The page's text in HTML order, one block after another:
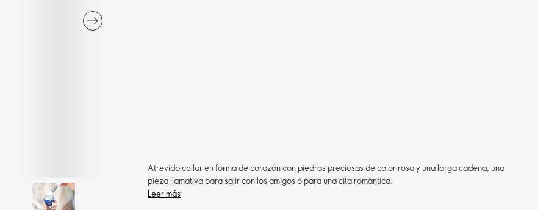
Atrevido collar en forma de corazón con piedras preciosas de color rosa y una larga cadena, una
pieza llamativa para salir con los amigos o para una cita romántica.
Leer más